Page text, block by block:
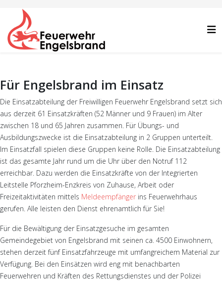
Für Engelsbrand im Einsatz
Die Einsatzabteilung der Freiwilligen Feuerwehr Engelsbrand setzt sich
aus derzeit 61 Einsatzkräften (52 Männer und 9 Frauen) im Alter
zwischen 18 und 65 Jahren zusammen. Für Übungs- und
Ausbildungszwecke ist die Einsatzabteilung in 2 Gruppen unterteilt.
Im Einsatzfall spielen diese Gruppen keine Rolle. Die Einsatzabteilung
ist das gesamte Jahr rund um die Uhr über den Notruf 112
erreichbar. Dazu werden die Einsatzkräfte von der Integrierten
Leitstelle Pforzheim-Enzkreis von Zuhause, Arbeit oder
Freizeitaktivitäten mittels Meldeempfänger ins Feuerwehrhaus
gerufen. Alle leisten den Dienst ehrenamtlich für Sie!
Für die Bewältigung der Einsatzgesuche im gesamten
Gemeindegebiet von Engelsbrand mit seinen ca. 4500 Einwohnern,
stehen derzeit fünf Einsatzfahrzeuge mit umfangreichem Material zur
Verfügung. Bei den Einsätzen wird eng mit benachbarten
Feuerwehren und Kräften des Rettungsdienstes und der Polizei